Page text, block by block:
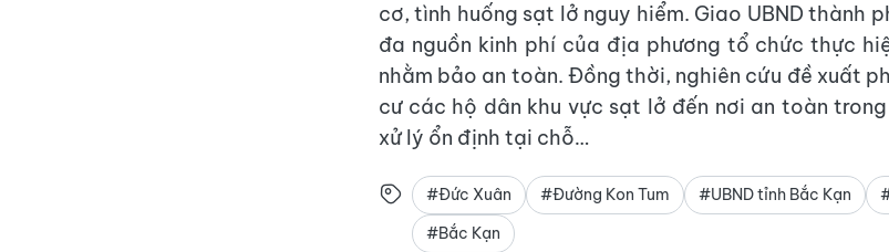
cơ, tình huống sạt lở nguy hiểm. Giao UBND thành
đa nguồn kinh phí của địa phương tổ chức thực
nhằm bảo an toàn. Đồng thời, nghiên cứu đề xuất
cư các hộ dân khu vực sạt lở đến nơi an toàn
xử lý ổn định tại chỗ…
#Đức Xuân #Đường Kon Tum #UBND tỉnh Bắc Kạn
#Bắc Kạn